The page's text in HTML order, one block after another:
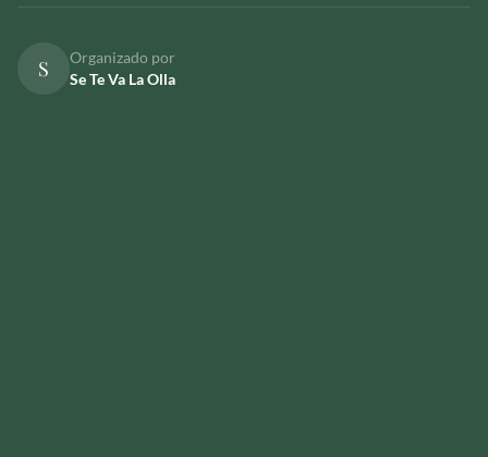
S
Organizado por
Se Te Va La Olla